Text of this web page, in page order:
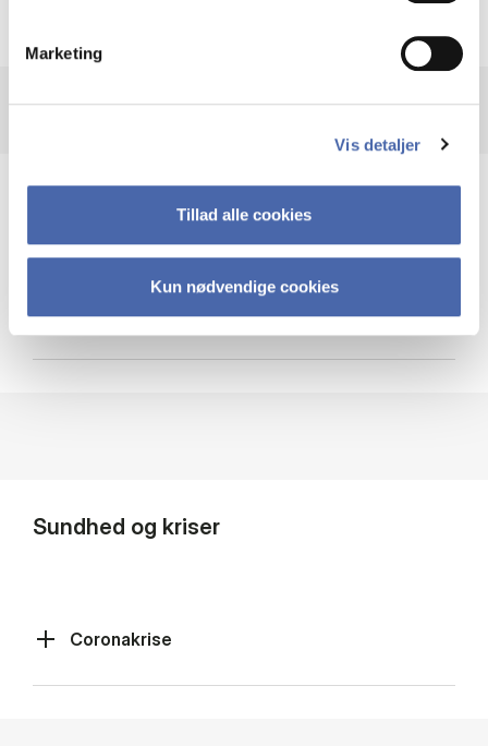
Marketing
Vis detaljer
Tillad alle cookies
Kun nødvendige cookies
Cybersikkerhed
Sundhed og kriser
Coronakrise